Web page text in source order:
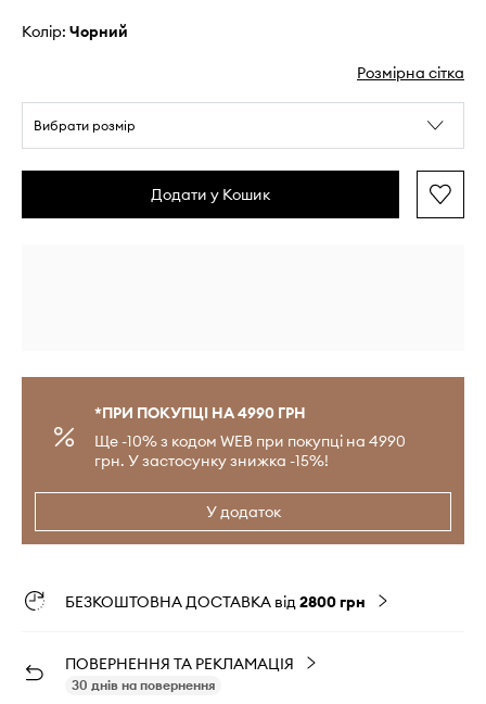
Колір: чорний
Розмірна сітка
Вибрати розмір
Додати у Кошик
*ПРИ ПОКУПЦІ НА 4990 ГРН
Ще -10% з кодом WEB при покупці на 4990
грн. У застосунку знижка -15%!
У додаток
БЕЗКОШТОВНА ДОСТАВКА від2800 грн
ПОВЕРНЕННЯ ТА РЕКЛАМАЦІЯ
30 днів на повернення